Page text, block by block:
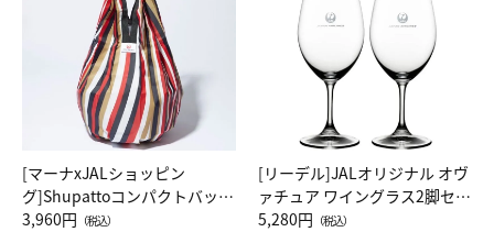
[マーナxJALショッピン
グ]Shupattoコンパクトバッグ
Drop JAL客室乗務員（LC）ス
3,960円 （税込）
[リーデル]JALオリジナル オヴ
ァチュア ワイングラス2脚セッ
ト（レッドワイン）
5,280円 （税込）